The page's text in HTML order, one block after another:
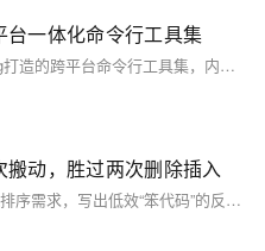
一体化命令行工具集
notools是基于自研高性能语言Nolang打造的跨平台命令行工具集，内置193个标准命令，单文件分发、零依赖，彻底抹平macOS/Linux/Windows语法差异。专为AI Agent设计，支持管道链式调用、结构化错误输出与沙箱权限管控，兼具极致性能与高安全性。（239字）
动，胜过两次删除插入
本文讲述Go开发者因TODO应用拖拽排序需求，写出低效“笨代码”的反思历程，引出社区提案`slices.Move`——用一次内存移动替代`Delete+Insert`两次复制，填补API空白。它不颠覆理论，却以实用主义提升性能与可读性，彰显Go“简洁而不简陋”的哲学。（239字）